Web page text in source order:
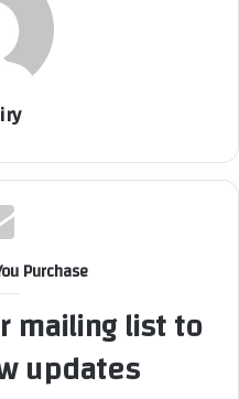
Purchase
mailing list to
updates!